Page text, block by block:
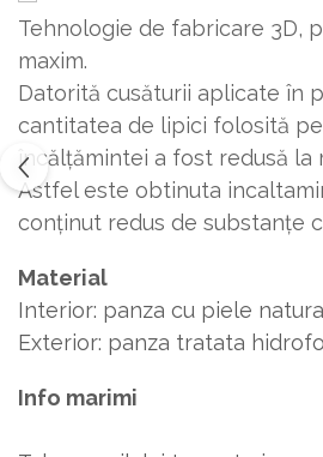
Tehnologie de fabricare 3D,
maxim.
Datorită cusăturii aplicate în
cantitatea de lipici folosită
încălțămintei a fost redusă la
Astfel este obtinuta
conținut redus de substanțe
Material
Interior: panza cu piele
Exterior: panza tratata
Info marimi